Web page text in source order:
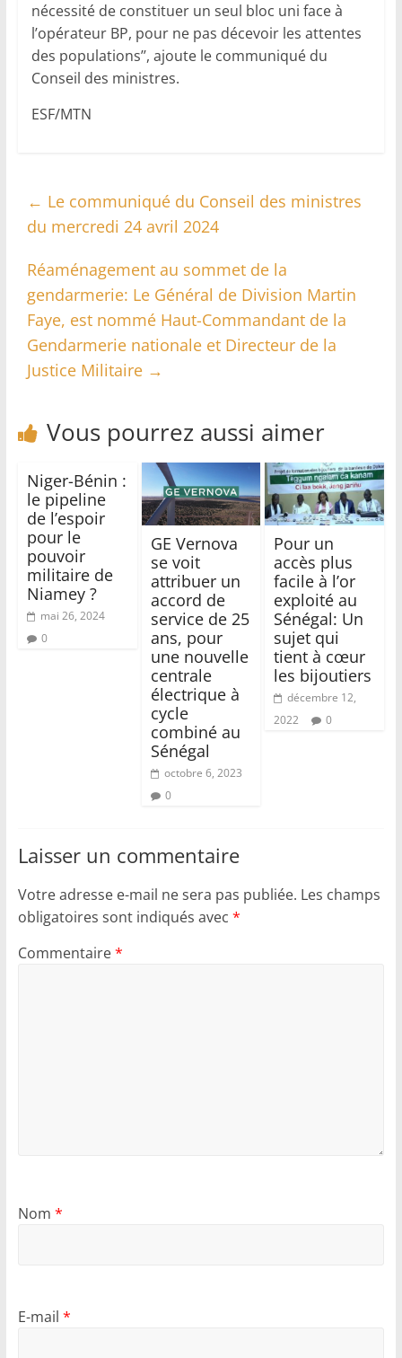
nécessité de constituer un seul bloc uni face à
l’opérateur BP, pour ne pas décevoir les attentes
des populations’’, ajoute le communiqué du
Conseil des ministres.
ESF/MTN
← Le communiqué du Conseil des ministres
du mercredi 24 avril 2024
Réaménagement au sommet de la
gendarmerie: Le Général de Division Martin
Faye, est nommé Haut-Commandant de la
Gendarmerie nationale et Directeur de la
Justice Militaire →
Vous pourrez aussi aimer
Niger-Bénin :
le pipeline
de l’espoir
pour le
pouvoir
militaire de
Niamey ?
mai 26, 2024
0
GE Vernova
se voit
attribuer un
accord de
service de 25
ans, pour
une nouvelle
centrale
électrique à
cycle
combiné au
Sénégal
octobre 6, 2023
0
Pour un
accès plus
facile à l’or
exploité au
Sénégal: Un
sujet qui
tient à cœur
les bijoutiers
décembre 12,
2022
0
Laisser un commentaire
Votre adresse e-mail ne sera pas publiée. Les champs
obligatoires sont indiqués avec *
Commentaire*
Nom *
E-mail *